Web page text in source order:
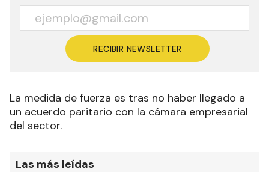
RECIBIR NEWSLETTER
La medida de fuerza es tras no haber llegado a
un acuerdo paritario con la cámara empresarial
del sector.
Las más leídas